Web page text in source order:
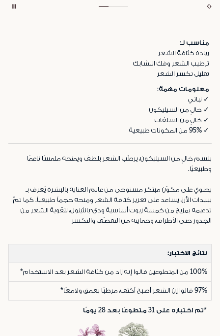
مناسب لـ:
زيادة كثافة الشعر
ترطيب الشعر وفك التشابك
تقليل تكسر الشعر
معلومات مهمة:
✓ نباتي
✓ خالٍ من السيليكون
✓ خالٍ من السلفات
✓ 95% من المكونات طبيعية
بلسم خالٍ من السيليكون، يرطّب الشعر بلطف ويمنحه ملمسًا ناعمًا
وطبيعيًا.
يحتوي على مكوّن مبتكر مستوحى من عالم العناية بالبشرة يُعرف بـ
ببتيدات الأرز، يساعد على تعزيز كثافة الشعر ومنحه حجماً طبيعياً. كما تمّ
تدعيمه بمزيج من خمسة زيوت أساسية ودي-بانثينول، لتقوية الشعر من
الجذور حتى الأطراف، وحمايته من التقصّف والتكسر
نتائج الاختبار:
100% من المتطوعين قالوا إنه زاد من كثافة الشعر بعد الاستخدام*
97% قالوا إن الشعر أصبح أكثف، مرطبًا بعمق ولامعًا*
*تم اختباره على 31 متطوعًا بعد 28 يومًا